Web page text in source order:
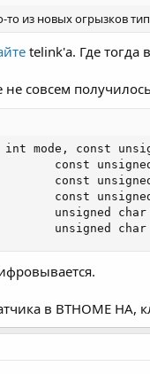
то из новых огрызков
telink'а. Где тогда
не совсем
mode, const
const
const
const
unsigned char
unsigned
в BTHOME